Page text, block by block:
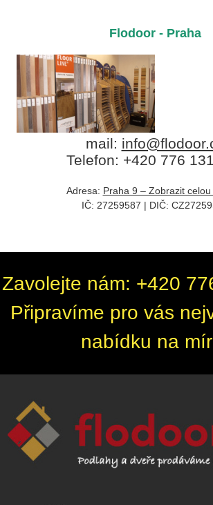
Flodoor - Praha
mail:
Telefon: +420 776
Adresa: Praha 9 – Zobrazit
IČ: 27259587 | DIČ: CZ
Zavolejte nám: +420
Připravíme pro vás
nabídku na